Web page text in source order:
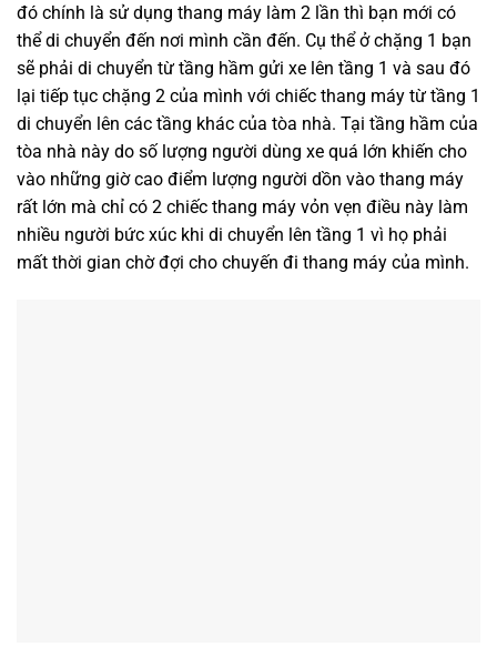
đó chính là sử dụng thang máy làm 2 lần thì bạn mới có
thể di chuyển đến nơi mình cần đến. Cụ thể ở chặng 1 bạn
sẽ phải di chuyển từ tầng hầm gửi xe lên tầng 1 và sau đó
lại tiếp tục chặng 2 của mình với chiếc thang máy từ tầng 1
di chuyển lên các tầng khác của tòa nhà. Tại tầng hầm của
tòa nhà này do số lượng người dùng xe quá lớn khiến cho
vào những giờ cao điểm lượng người dồn vào thang máy
rất lớn mà chỉ có 2 chiếc thang máy vỏn vẹn điều này làm
nhiều người bức xúc khi di chuyển lên tầng 1 vì họ phải
mất thời gian chờ đợi cho chuyến đi thang máy của mình.